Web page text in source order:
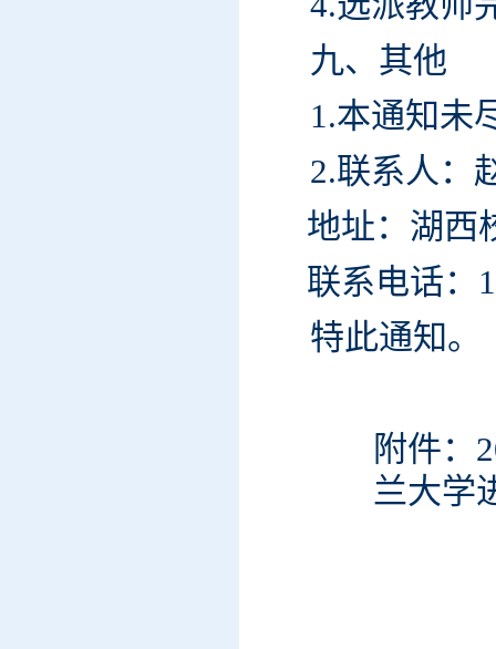
九、其他
1.本通知未
2.联系人：
地址：湖西
联系电话：
特此通知。
附件：
兰大学